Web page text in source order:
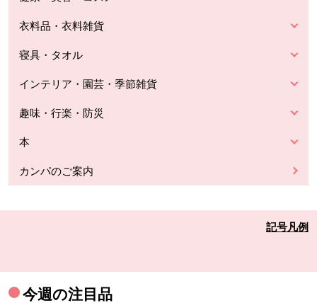
衣料品・衣料雑貨
寝具・タオル
インテリア・園芸・季節雑貨
趣味・行楽・防災
本
カンパのご案内
記号凡例
今週の注目品